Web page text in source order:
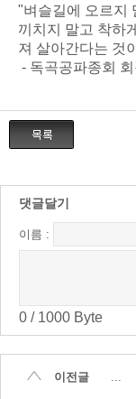
"벼슬길에 오르지
끼치지 말고 착하
져 살아간다는
- 독곡공파종회
댓글달기
이름 :
0 / 1000 Byte
이전글 ...